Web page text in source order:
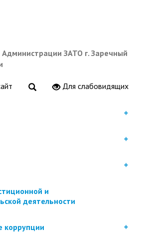
ЗАТО г. Заречный
Для слабовидящих
и
деятельности
коррупции